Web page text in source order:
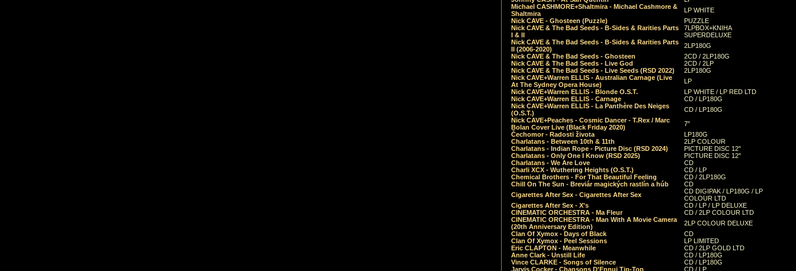
Michael CASHMORE+Shaltmira - Michael Cashmore &
Shaltmira
LP WHITE
Nick CAVE - Ghosteen (Puzzle)
PUZZLE
Nick CAVE & The Bad Seeds - B-Sides & Rarities Parts
I & II
7LPBOX+KNIHA
SUPERDELUXE
Nick CAVE & The Bad Seeds - B-Sides & Rarities Parts
II (2006-2020)
2LP180G
Nick CAVE & The Bad Seeds - Ghosteen
2CD / 2LP180G
Nick CAVE & The Bad Seeds - Live God
2CD / 2LP
Nick CAVE & The Bad Seeds - Live Seeds (RSD 2022)
2LP180G
Nick CAVE+Warren ELLIS - Australian Carnage (Live
At The Sydney Opera House)
LP
Nick CAVE+Warren ELLIS - Blonde O.S.T.
LP WHITE / LP RED LTD
Nick CAVE+Warren ELLIS - Carnage
CD / LP180G
Nick CAVE+Warren ELLIS - La Panthère Des Neiges
(O.S.T.)
CD / LP180G
Nick CAVE+Peaches - Cosmic Dancer - T.Rex / Marc
Bolan Cover Live (Black Friday 2020)
7"
Čechomor - Radosti života
LP180G
Charlatans - Between 10th & 11th
2LP COLOUR
Charlatans - Indian Rope - Picture Disc (RSD 2024)
PICTURE DISC 12"
Charlatans - Only One I Know (RSD 2025)
PICTURE DISC 12"
Charlatans - We Are Love
CD
Charli XCX - Wuthering Heights (O.S.T.)
CD / LP
Chemical Brothers - For That Beautiful Feeling
CD / 2LP180G
Chill On The Sun - Breviár magických rastlín a húb
CD
Cigarettes After Sex - Cigarettes After Sex
CD DIGIPAK / LP180G / LP
COLOUR LTD
Cigarettes After Sex - X's
CD / LP / LP DELUXE
CINEMATIC ORCHESTRA - Ma Fleur
CD / 2LP COLOUR LTD
CINEMATIC ORCHESTRA - Man With A Movie Camera
(20th Anniversary Edition)
2LP COLOUR DELUXE
Clan Of Xymox - Days of Black
CD
Clan Of Xymox - Peel Sessions
LP LIMITED
Eric CLAPTON - Meanwhile
CD / 2LP GOLD LTD
Anne Clark - Unstill Life
CD / LP180G
Vince CLARKE - Songs of Silence
CD / LP180G
Jarvis Cocker - Chansons D'Ennui Tip-Top
CD / LP